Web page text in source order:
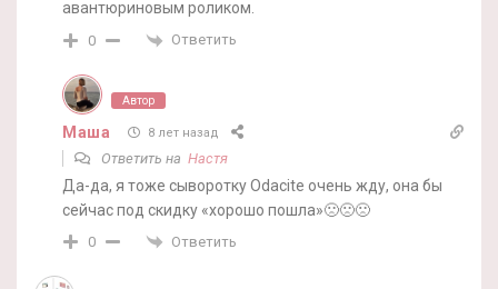
авантюриновым роликом.
0 Ответить
Автор
Маша 8 лет назад
Ответить на Настя
Да-да, я тоже сыворотку Odacite очень жду, она бы
сейчас под скидку «хорошо пошла»🙁🙁🙁
0 Ответить